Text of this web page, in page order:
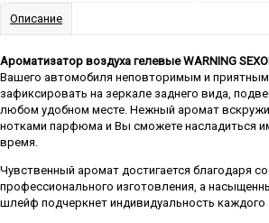
Описание
Ароматизатор воздуха гелевые WARNING
Вашего автомобиля неповторимым и приятным
зафиксировать на зеркале заднего вида,
любом удобном месте. Нежный аромат
нотками парфюма и Вы сможете насладиться
время.
Чувственный аромат достигается благодаря
профессионального изготовления, а
шлейф подчеркнет индивидуальность каждого